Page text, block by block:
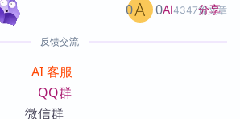
AI4347篇文章
0 0 分享
反馈交流
AI 客服
QQ群
微信群